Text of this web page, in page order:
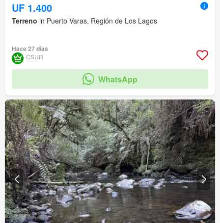
UF 1.400
Terreno in Puerto Varas, Región de Los Lagos
Hace 27 días
CSUR
WhatsApp